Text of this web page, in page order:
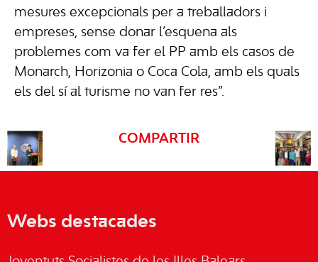
mesures excepcionals per a treballadors i
empreses, sense donar l’esquena als
problemes com va fer el PP amb els casos de
Monarch, Horizonia o Coca Cola, amb els quals
els del sí al turisme no van fer res”.
COMPARTIR
Webs destacades